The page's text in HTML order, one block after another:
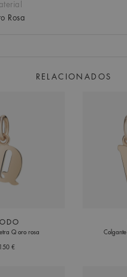
Rosa
RELACIONADOS
Q oro rosa
150 €